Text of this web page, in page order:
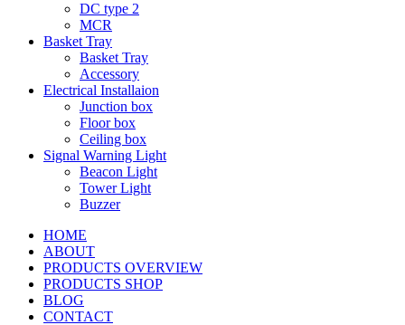
DC type 2
MCR
Basket Tray
Basket Tray
Accessory
Electrical Installaion
Junction box
Floor box
Ceiling box
Signal Warning Light
Beacon Light
Tower Light
Buzzer
HOME
ABOUT
PRODUCTS OVERVIEW
PRODUCTS SHOP
BLOG
CONTACT